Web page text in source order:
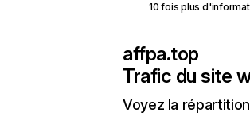
10 fois plus
affpa.top
Trafic du site
Voyez la